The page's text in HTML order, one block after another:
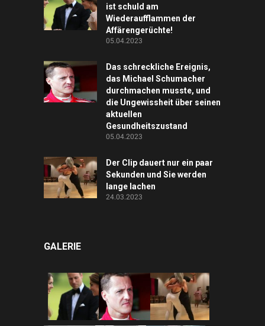
ist schuld am
Wiederaufflammen der
Affärengerüchte!
05.04.2023
Das schreckliche Ereignis,
das Michael Schumacher
durchmachen musste, und
die Ungewissheit über seinen
aktuellen
Gesundheitszustand
05.04.2023
Der Clip dauert nur ein paar
Sekunden und Sie werden
lange lachen
24.03.2023
GALERIE